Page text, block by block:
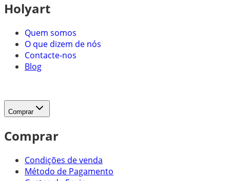
Holyart
Quem somos
O que dizem de nós
Contacte-nos
Blog
Comprar
Comprar
Condições de venda
Método de Pagamento